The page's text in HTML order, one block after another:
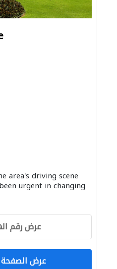
area's driving scene
urgent in changing
عرض رقم
عرض